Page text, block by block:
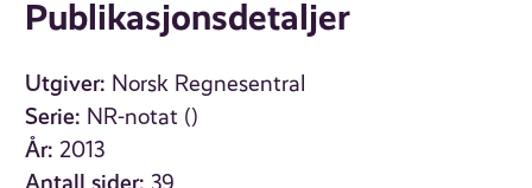
Publikasjonsdetaljer
Utgiver: Norsk Regnesentral
Serie: NR-notat ()
År: 2013